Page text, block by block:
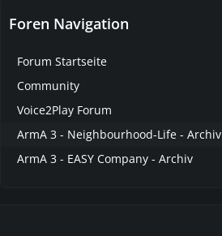
Foren Navigation
Forum Startseite
Community
Voice2Play Forum
ArmA 3 - Neighbourhood-Life - Archiv
ArmA 3 - EASY Company - Archiv